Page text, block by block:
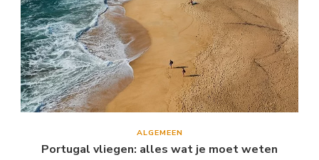
ALGEMEEN
Portugal vliegen: alles wat je moet weten